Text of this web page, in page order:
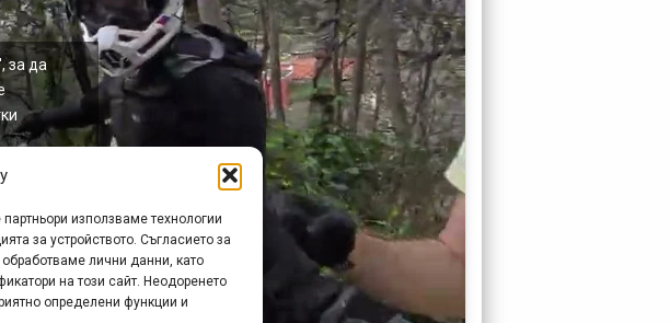
използваме технологии
за устройството. Съгласието за
лични данни, като
на този сайт. Неодоренето
определени функции и
за да